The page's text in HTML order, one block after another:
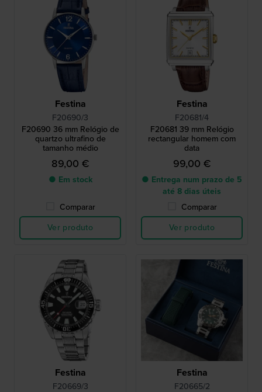
Festina
F20690/3
F20690 36 mm Relógio de
quartzo ultrafino de
tamanho médio
89,00 €
● Em stock
Comparar
Ver produto
Festina
F20681/4
F20681 39 mm Relógio
rectangular homem com
data
99,00 €
● Entrega num prazo de 5
até 8 dias úteis
Comparar
Ver produto
Festina
F20669/3
Festina
F20665/2